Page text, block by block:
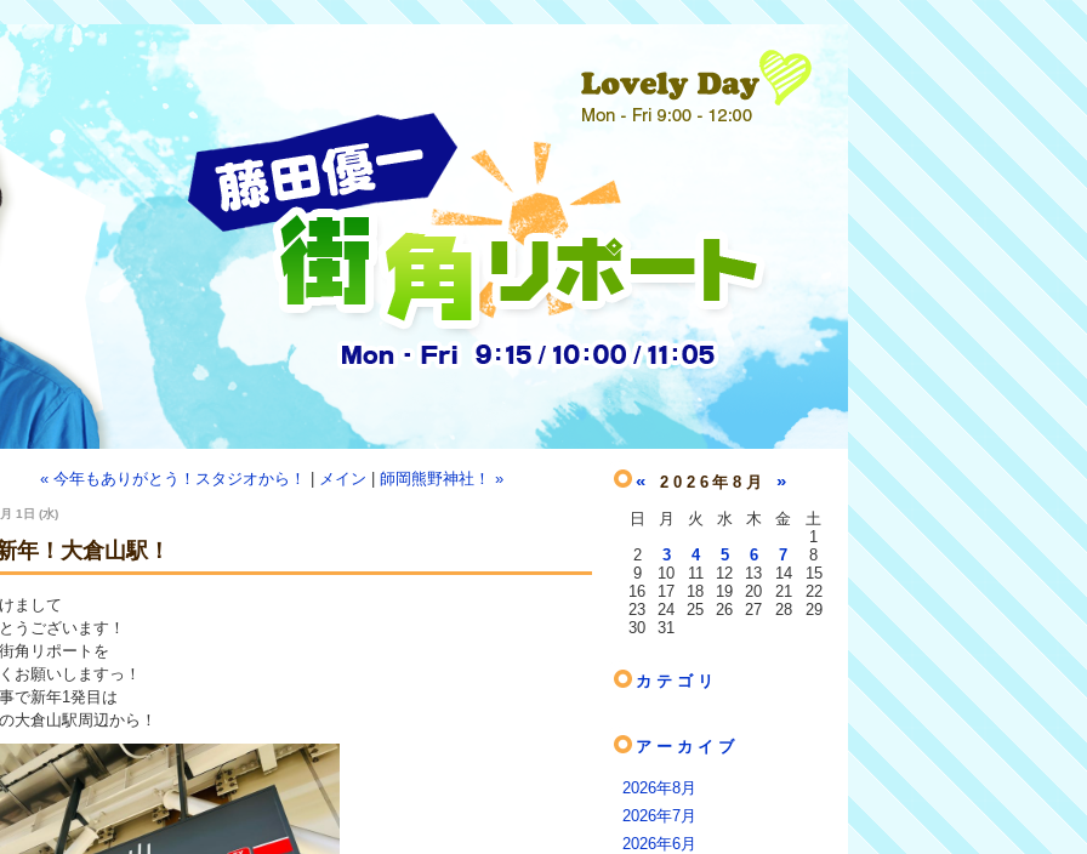
« 今年もありがとう！スタジオから！ メイン 師岡熊野神社！ »
1日 (水)
年！大倉山駅！
まして
うございます！
角リポートを
お願いしますっ！
で新年1発目は
大倉山駅周辺から！
« 2026年8月 »
日 月 火 水 木 金
土
1
2
3 4 5 6 7
8
9
10 11 12 13 14
15
16
17 18 19 20 21
22
23
24 25 26 27 28
29
30
31
カテゴリ
アーカイブ
2026年8月
2026年7月
2026年6月